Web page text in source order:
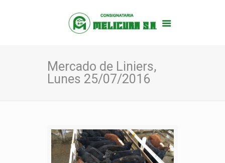
Mercado de Liniers,
Lunes 25/07/2016